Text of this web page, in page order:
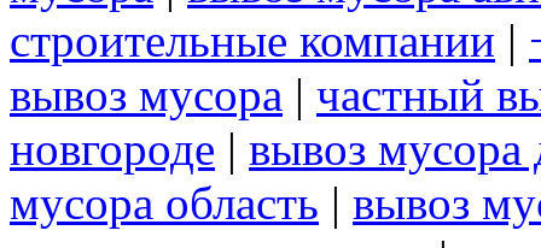
строительные компании |
вывоз мусора | частный
новгороде | вывоз мусора
мусора область | вывоз